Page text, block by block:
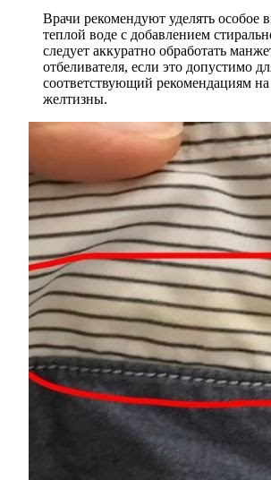
Врачи рекомендуют уделять особое
теплой воде с добавлением
следует аккуратно обработать
отбеливателя, если это допустимо
соответствующий рекомендациям
желтизны.